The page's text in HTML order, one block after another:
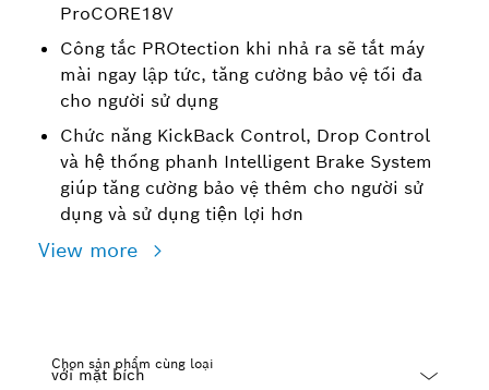
ProCORE18V
Công tắc PROtection khi nhả ra sẽ tắt máy
mài ngay lập tức, tăng cường bảo vệ tối đa
cho người sử dụng
Chức năng KickBack Control, Drop Control
và hệ thống phanh Intelligent Brake System
giúp tăng cường bảo vệ thêm cho người sử
dụng và sử dụng tiện lợi hơn
View more
Chọn sản phẩm cùng loại